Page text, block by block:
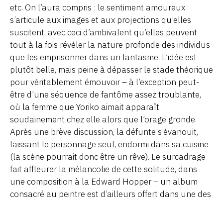
etc. On l’aura compris : le sentiment amoureux
s’articule aux images et aux projections qu’elles
suscitent, avec ceci d’ambivalent qu’elles peuvent
tout à la fois révéler la nature profonde des individus
que les emprisonner dans un fantasme. L’idée est
plutôt belle, mais peine à dépasser le stade théorique
pour véritablement émouvoir – à l’exception peut-
être d’une séquence de fantôme assez troublante,
où la femme que Yoriko aimait apparaît
soudainement chez elle alors que l’orage gronde.
Après une brève discussion, la défunte s’évanouit,
laissant le personnage seul, endormi dans sa cuisine
(la scène pourrait donc être un rêve). Le surcadrage
fait affleurer la mélancolie de cette solitude, dans
une composition à la Edward Hopper – un album
consacré au peintre est d’ailleurs offert dans une des